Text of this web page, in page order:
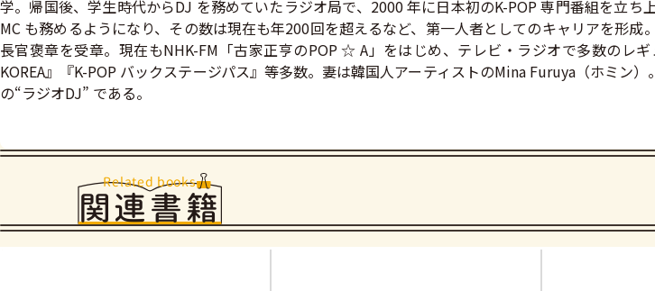
学。帰国後、学生時代からDJ を務めていたラジオ局で、2000 年に日本初のK-POP 専門番組を立
MC も務めるようになり、その数は現在も年200回を超えるなど、第一人者としてのキャリアを形
長官褒章を受章。現在もNHK-FM「古家正亨のPOP ☆ A」をはじめ、テレビ・ラジオで多数のレ
KOREA』『K-POP バックステージパス』等多数。妻は韓国人アーティストのMina Furuya（ホミン
の“ラジオDJ” である。
Related books
関連書籍